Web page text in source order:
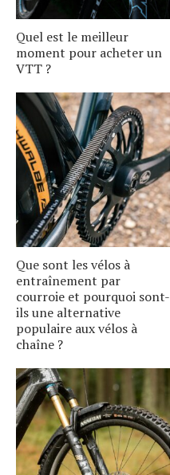
Quel est le meilleur
moment pour acheter un
VTT ?
Que sont les vélos à
entraînement par
courroie et pourquoi sont-
ils une alternative
populaire aux vélos à
chaîne ?